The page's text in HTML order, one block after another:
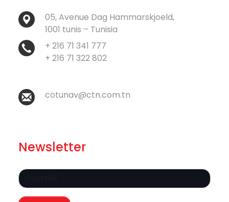
05, Avenue Dag Hammarskjoeld,
1001 tunis – Tunisia
+ 216 71 341 777
+ 216 71 322 802
cotunav@ctn.com.tn
Newsletter